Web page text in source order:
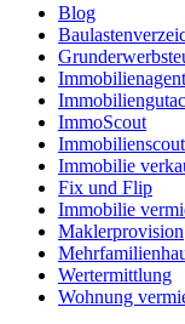
Blog
ImmoScout
Immobilienscout
Immobilie
Fix und Flip
Immobilie
Maklerprovision
Wertermittlung
Wohnung